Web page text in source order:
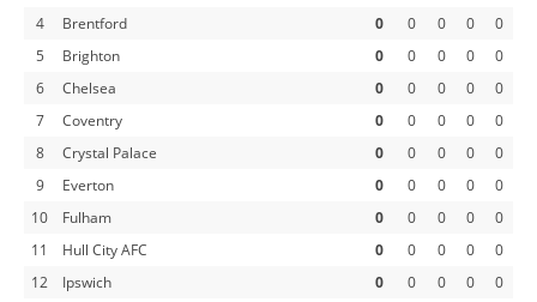
4 Brentford 0 0 0 0
0
5
Brighton 0 0 0 0
0
6
Chelsea 0 0 0 0
0
7
Coventry 0 0 0 0
0
8
Crystal Palace 0 0 0 0
0
9
Everton 0 0 0 0
0
10
Fulham 0 0 0 0
0
11
Hull City AFC 0 0 0 0
0
12
Ipswich 0 0 0 0
0